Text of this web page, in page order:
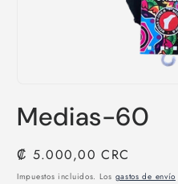
multimedia
1
una
ventana
modal
Medias-60
Precio
habitual
₡ 5.000,00 CRC
Impuestos incluidos. Los gastos de envío